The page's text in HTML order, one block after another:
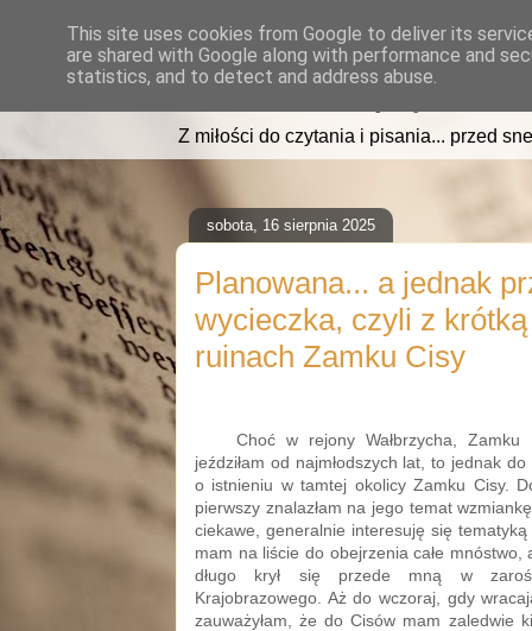
read2sleep.pl
Z miłości do czytania i pisania... przed
sobota, 16 sierpnia 2025
Planowana... a jednak
wycieczka, czyli z
ruinach Zamku Cisy
Choć w rejony Wałbrzycha,
jeździłam od najmłodszych lat, to jednak
o istnieniu w tamtej okolicy Zamku Cisy.
pierwszy znalazłam na jego temat
ciekawe, generalnie interesuję się
mam na liście do obejrzenia całe
długo krył się przede mną w
Krajobrazowego. Aż do wczoraj, gdy
zauważyłam, że do Cisów mam zaledwie
This site uses cookies from Google to deliver its
are shared with Google along with performance and
statistics, and to detect and address abuse.